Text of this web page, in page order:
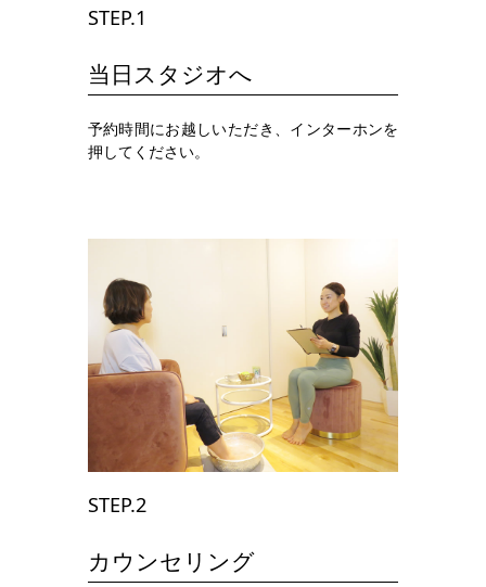
STEP.1
当日スタジオへ
予約時間にお越しいただき、インターホンを
押してください。
STEP.2
カウンセリング